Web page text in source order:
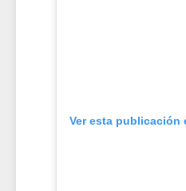
Ver esta publicación